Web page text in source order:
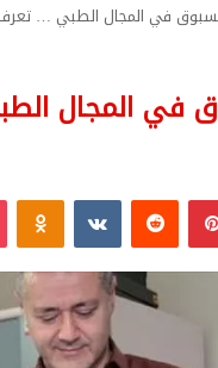
في المجال الطبي …
في المجال
بينتيريست